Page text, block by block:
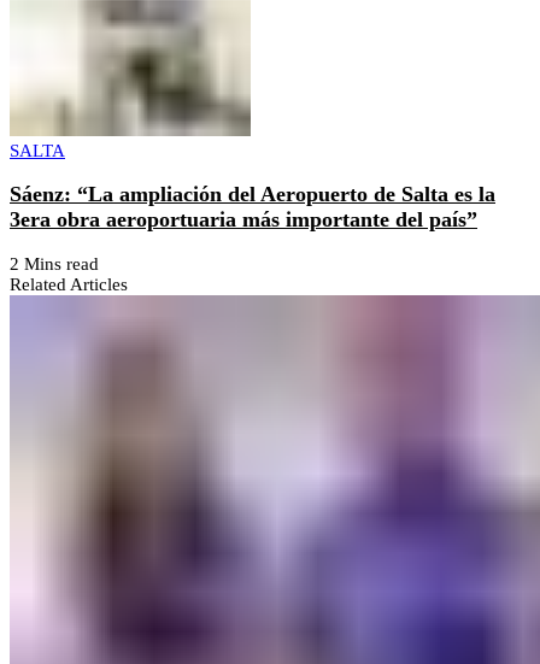
SALTA
Sáenz: “La ampliación del Aeropuerto de Salta es la
3era obra aeroportuaria más importante del país”
2 Mins read
Related Articles